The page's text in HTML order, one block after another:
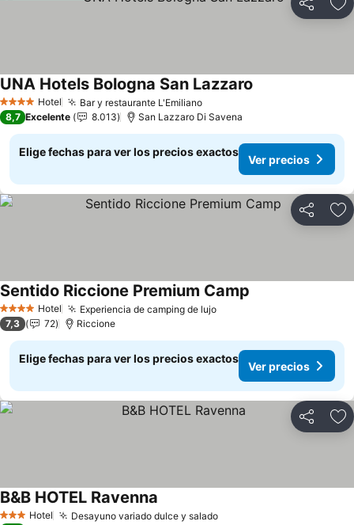
Compartir
4 EstrellasHotel Bar y restaurante L'EmilianoVer precios
UNA Hotels Bologna San Lazzaro
8,7 Excelente 8.013 San Lazzaro Di Savena
Elige fechas para ver los precios exactos
Ver precios
Compartir
4 EstrellasHotel Experiencia de camping de lujoVer precios
Sentido Riccione Premium Camp
7,3 72 Riccione
Elige fechas para ver los precios exactos
Ver precios
Compartir
3 Estrellas
Hotel Desayuno variado dulce y saladoVer precios
B&B HOTEL Ravenna